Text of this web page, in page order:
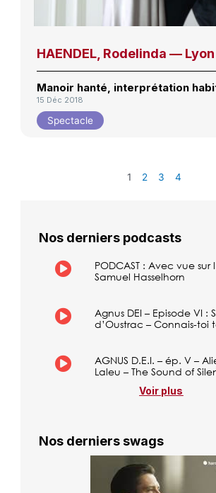
HAENDEL, Rodelinda — Lyon
Manoir hanté, interprétation
15 Déc 2018
Spectacle
1 2 3 4
Nos derniers podcasts
PODCAST : Avec vue sur
Samuel Hasselhorn
Agnus DEI – Episode VI :
d’Oustrac – Connais-toi
AGNUS D.E.I. – ép. V –
Laleu – The Sound of
Voir plus
Nos derniers swags